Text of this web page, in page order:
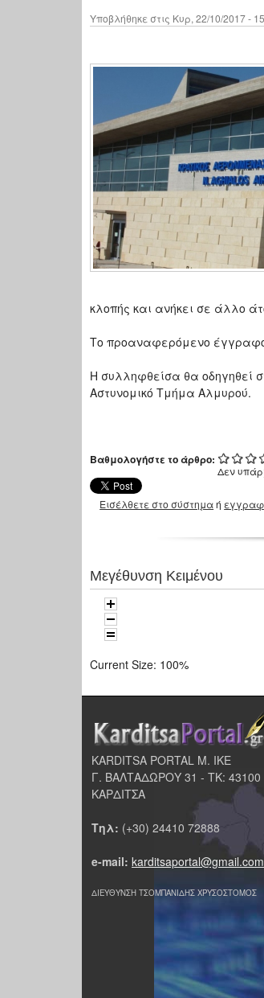
Υποβλήθηκε στις Κυρ, 22/10/2017 -
κλοπής και ανήκει σε άλλο
Το προαναφερόμενο
Η συλληφθείσα θα οδηγηθεί
Αστυνομικό Τμήμα Αλμυρού.
Βαθμολογήστε το άρθρο:
Δεν
Εισέλθετε στο σύστημαή
Μεγέθυνση Κειμένου
Current Size: 100%
KARDITSA PORTAL Μ. ΙΚΕ
Γ. ΒΑΛΤΑΔΩΡΟΥ 31 - ΤΚ: 43100
ΚΑΡΔΙΤΣΑ
Τηλ: (+30) 24410 72888
e-mail: karditsaportal@gmail.com
ΔΙΕΥΘΥΝΣΗ ΤΣΟΜΠΑΝΙΔΗΣ ΧΡΥΣΟΣΤΟΜΟΣ